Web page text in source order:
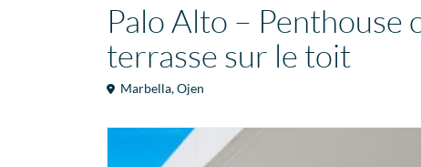
Palo Alto – Penthouse
terrasse sur le toit
Marbella,Ojen